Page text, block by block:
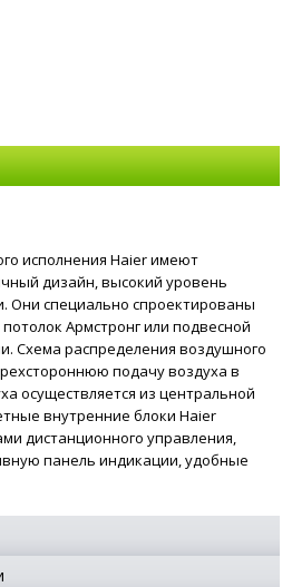
исполнения Haier имеют
дизайн, высокий уровень
Они специально спроектированы
Армстронг или подвесной
Схема распределения воздушного
подачу воздуха в
осуществляется из центральной
внутренние блоки Haier
дистанционного управления,
панель индикации, удобные